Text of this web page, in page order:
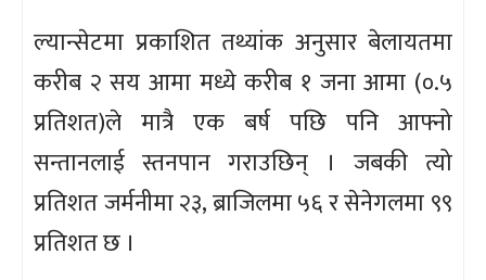
ल्यान्सेटमा प्रकाशित तथ्यांक अनुसार बेलायतमा
करीब २ सय आमा मध्ये करीब १ जना आमा (०.५
प्रतिशत)ले मात्रै एक बर्ष पछि पनि आफ्नो
सन्तानलाई स्तनपान गराउछिन् । जबकी त्यो
प्रतिशत जर्मनीमा २३, ब्राजिलमा ५६ र सेनेगलमा ९९
प्रतिशत छ ।